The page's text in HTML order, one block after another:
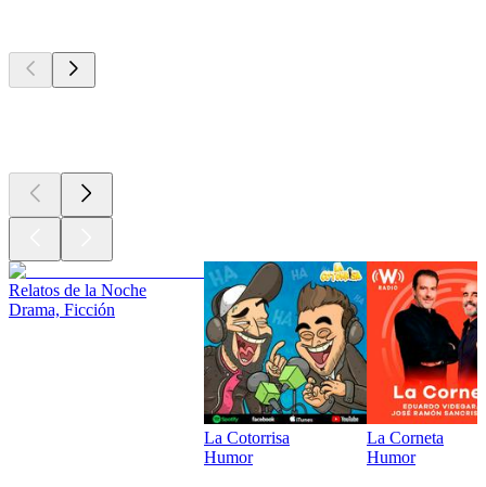
Relatos de la Noche
Drama, Ficción
La Cotorrisa
Humor
La Corneta
Humor